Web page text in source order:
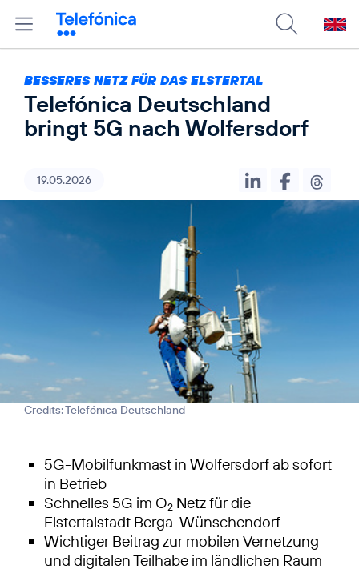
BESSERES NETZ FÜR DAS ELSTERTAL
Telefónica Deutschland
bringt 5G nach Wolfersdorf
19.05.2026
Credits: Telefónica Deutschland
5G-Mobilfunkmast in Wolfersdorf ab sofort
in Betrieb
Schnelles 5G im O2 Netz für die
Elstertalstadt Berga-Wünschendorf
Wichtiger Beitrag zur mobilen Vernetzung
und digitalen Teilhabe im ländlichen Raum